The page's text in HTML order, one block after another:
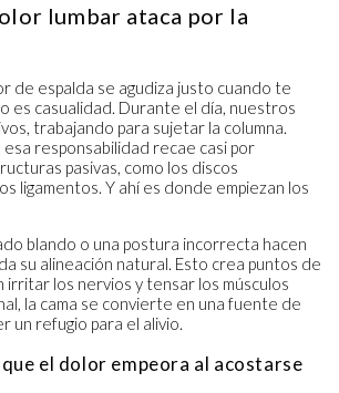
lumbar ataca por la
de espalda se agudiza justo cuando te
es casualidad. Durante el día, nuestros
trabajando para sujetar la columna.
responsabilidad recae casi por
pasivas, como los discos
ligamentos. Y ahí es donde empiezan los
blando o una postura incorrecta hacen
su alineación natural. Esto crea puntos de
irritar los nervios y tensar los músculos
la cama se convierte en una fuente de
un refugio para el alivio.
que el dolor empeora al acostarse